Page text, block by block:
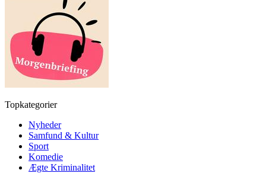
Topkategorier
Nyheder
Samfund & Kultur
Sport
Komedie
Ægte Kriminalitet